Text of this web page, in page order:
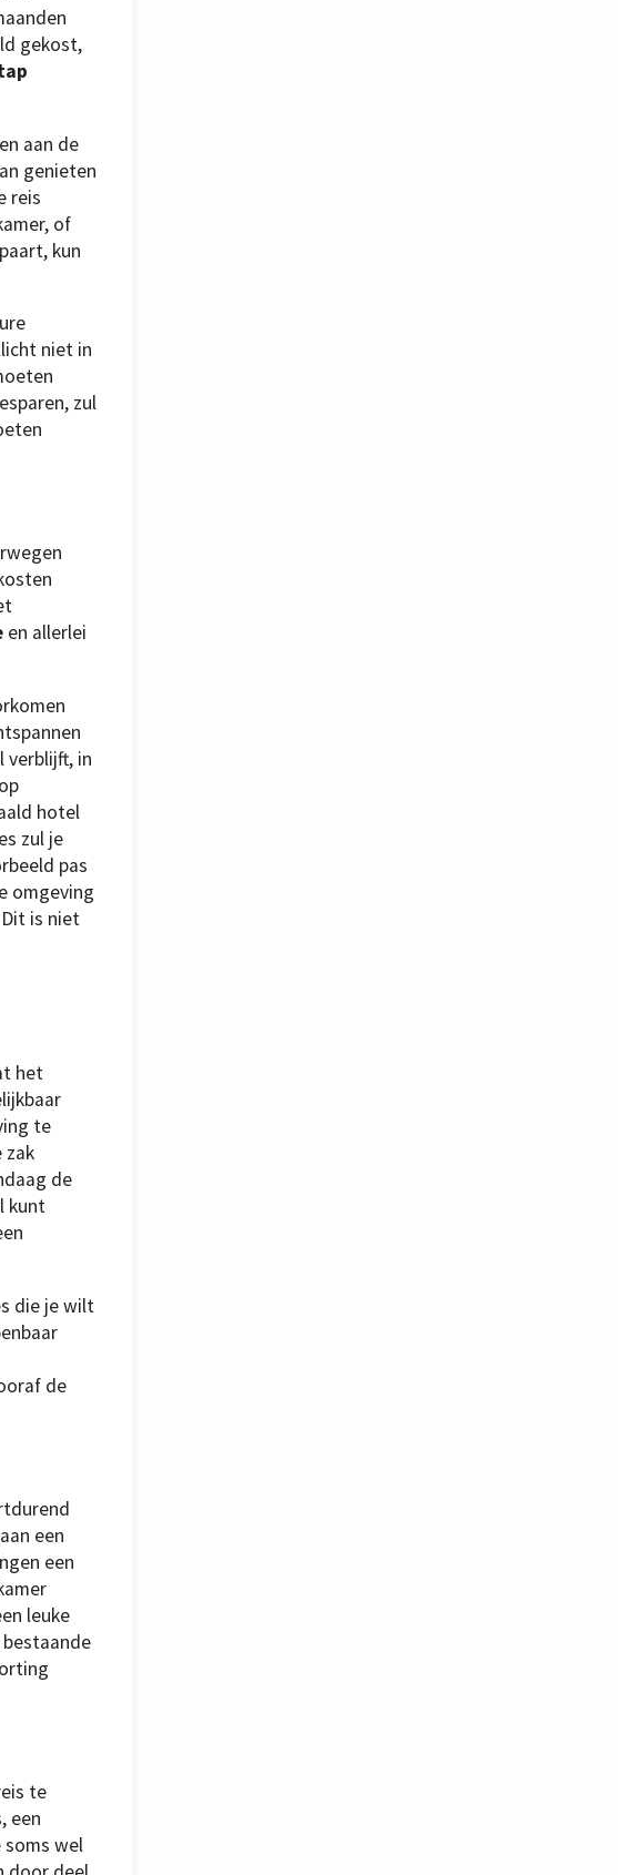
gekost,
aan de
genieten
reis
of
kun
niet in
zul
en allerlei
verblijft, in
hotel
zul je
pas
omgeving
is niet
het
te
zak
de
kunt
die je wilt
de
een
een
leuke
te
een
soms wel